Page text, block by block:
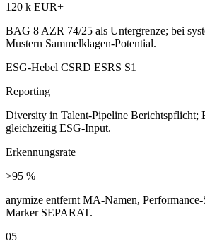
120 k EUR+
BAG 8 AZR 74/25 als Untergrenze; bei
Mustern Sammelklagen-Potential.
ESG-Hebel CSRD ESRS S1
Reporting
Diversity in Talent-Pipeline Berichtspflicht;
gleichzeitig ESG-Input.
Erkennungsrate
>95 %
anymize entfernt MA-Namen,
Marker SEPARAT.
05